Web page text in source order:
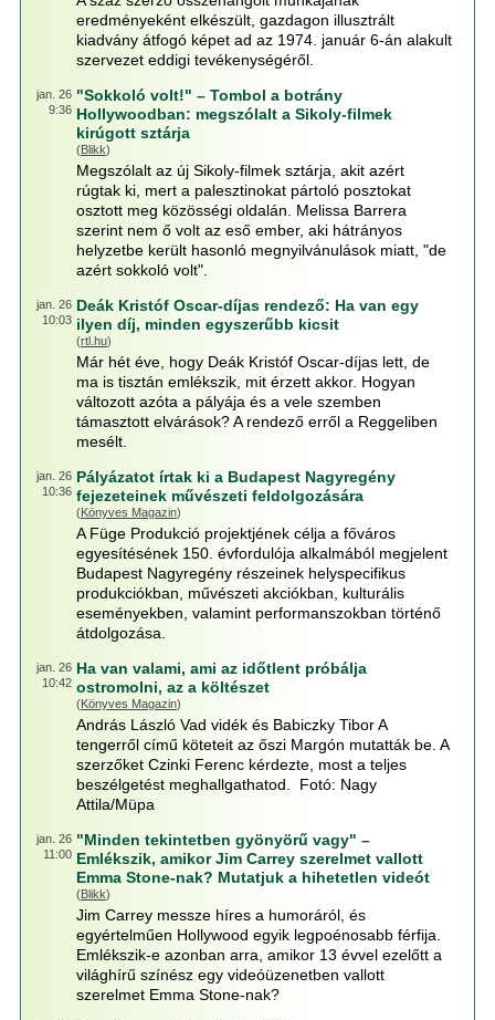
eredményeként elkészült, gazdagon illusztrált
kiadvány átfogó képet ad az 1974. január 6-án alakult
szervezet eddigi tevékenységéről.
jan. 26
9:36
"Sokkoló volt!" – Tombol a botrány
Hollywoodban: megszólalt a Sikoly-filmek
kirúgott sztárja
(Blikk)
Megszólalt az új Sikoly-filmek sztárja, akit azért
rúgtak ki, mert a palesztinokat pártoló posztokat
osztott meg közösségi oldalán. Melissa Barrera
szerint nem ő volt az eső ember, aki hátrányos
helyzetbe került hasonló megnyilvánulások miatt, "de
azért sokkoló volt".
jan. 26
10:03
Deák Kristóf Oscar-díjas rendező: Ha van egy
ilyen díj, minden egyszerűbb kicsit
(rtl.hu)
Már hét éve, hogy Deák Kristóf Oscar-díjas lett, de
ma is tisztán emlékszik, mit érzett akkor. Hogyan
változott azóta a pályája és a vele szemben
támasztott elvárások? A rendező erről a Reggeliben
mesélt.
jan. 26
10:36
Pályázatot írtak ki a Budapest Nagyregény
fejezeteinek művészeti feldolgozására
(Könyves Magazin)
A Füge Produkció projektjének célja a főváros
egyesítésének 150. évfordulója alkalmából megjelent
Budapest Nagyregény részeinek helyspecifikus
produkciókban, művészeti akciókban, kulturális
eseményekben, valamint performanszokban történő
átdolgozása.
jan. 26
10:42
Ha van valami, ami az időtlent próbálja
ostromolni, az a költészet
(Könyves Magazin)
András László Vad vidék és Babiczky Tibor A
tengerről című köteteit az őszi Margón mutatták be. A
szerzőket Czinki Ferenc kérdezte, most a teljes
beszélgetést meghallgathatod. Fotó: Nagy
Attila/Müpa
jan. 26
11:00
"Minden tekintetben gyönyörű vagy" –
Emlékszik, amikor Jim Carrey szerelmet vallott
Emma Stone-nak? Mutatjuk a hihetetlen videót
(Blikk)
Jim Carrey messze híres a humoráról, és
egyértelműen Hollywood egyik legpoénosabb férfija.
Emlékszik-e azonban arra, amikor 13 évvel ezelőtt a
világhírű színész egy videóüzenetben vallott
szerelmet Emma Stone-nak?